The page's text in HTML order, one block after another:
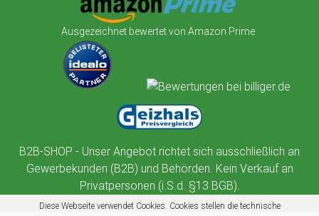
Ausgezeichnet bewertet von Amazon Prime
B2B-SHOP - Unser Angebot richtet sich ausschließlich an
Gewerbekunden (B2B) und Behörden. Kein Verkauf an
Privatpersonen (i.S.d. §13 BGB).
Diese Webseite verwendet Cookies. Cookies stellen die technische